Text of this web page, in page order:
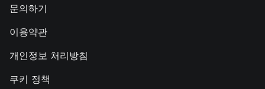
문의하기
이용약관
개인정보 처리방침
쿠키 정책